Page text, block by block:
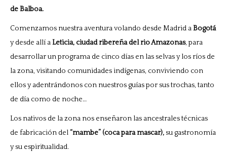
de Balboa.
Comenzamos nuestra aventura volando desde Madrid aBogotá
y desde allí aLeticia, ciudad ribereña del rio Amazonas, para
desarrollar un programa de cinco días en las selvas y los ríos de
la zona, visitando comunidades indígenas, conviviendo con
ellos y adentrándonos con nuestros guías por sus trochas, tanto
de día como de noche…
Los nativos de la zona nos enseñaron las ancestrales técnicas
de fabricación del“mambe” (coca para mascar), su gastronomía
y su espiritualidad.